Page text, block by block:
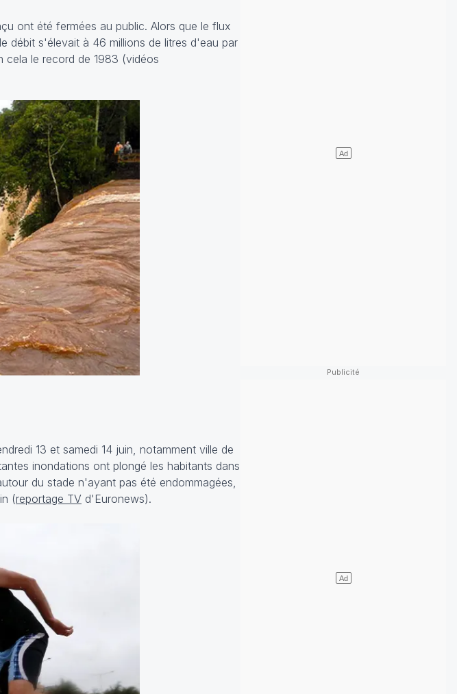
ont été fermées au public. Alors que le flux
débit s'élevait à 46 millions de litres d'eau par
cela le record de 1983 (vidéos
13 et samedi 14 juin, notamment ville de
inondations ont plongé les habitants dans
du stade n'ayant pas été endommagées,
(reportage TV d'Euronews).